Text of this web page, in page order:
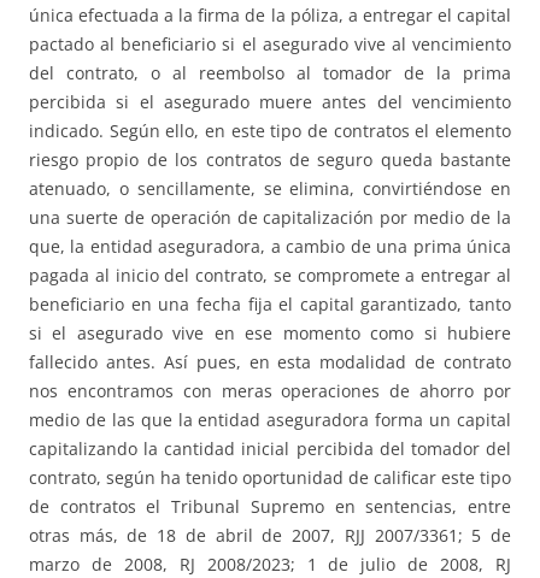
única efectuada a la firma de la póliza, a entregar el capital
pactado al beneficiario si el asegurado vive al vencimiento
del contrato, o al reembolso al tomador de la prima
percibida si el asegurado muere antes del vencimiento
indicado. Según ello, en este tipo de contratos el elemento
riesgo propio de los contratos de seguro queda bastante
atenuado, o sencillamente, se elimina, convirtiéndose en
una suerte de operación de capitalización por medio de la
que, la entidad aseguradora, a cambio de una prima única
pagada al inicio del contrato, se compromete a entregar al
beneficiario en una fecha fija el capital garantizado, tanto
si el asegurado vive en ese momento como si hubiere
fallecido antes. Así pues, en esta modalidad de contrato
nos encontramos con meras operaciones de ahorro por
medio de las que la entidad aseguradora forma un capital
capitalizando la cantidad inicial percibida del tomador del
contrato, según ha tenido oportunidad de calificar este tipo
de contratos el Tribunal Supremo en sentencias, entre
otras más, de 18 de abril de 2007, RJJ 2007/3361; 5 de
marzo de 2008, RJ 2008/2023; 1 de julio de 2008, RJ